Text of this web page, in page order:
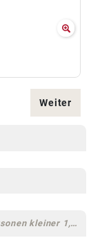
Weiter
Gasfeder Niedrig - für Personen kleiner 1,60 m